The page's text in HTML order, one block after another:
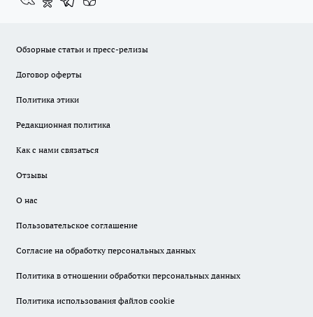
Обзорные статьи и пресс-релизы
Договор оферты
Политика этики
Редакционная политика
Как с нами связаться
Отзывы
О нас
Пользовательское соглашение
Согласие на обработку персональных данных
Политика в отношении обработки персональных данных
Политика использования файлов cookie